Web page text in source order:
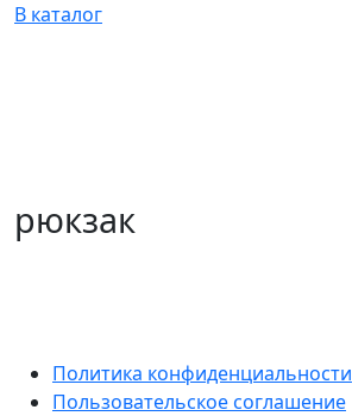
В каталог
рюкзак
Политика конфиденциальности
Пользовательское соглашение